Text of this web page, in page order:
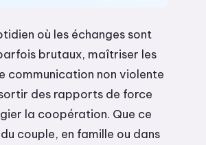
où les échanges sont
brutaux, maîtriser les
communication non violente
des rapports de force
la coopération. Que ce
couple, en famille ou dans